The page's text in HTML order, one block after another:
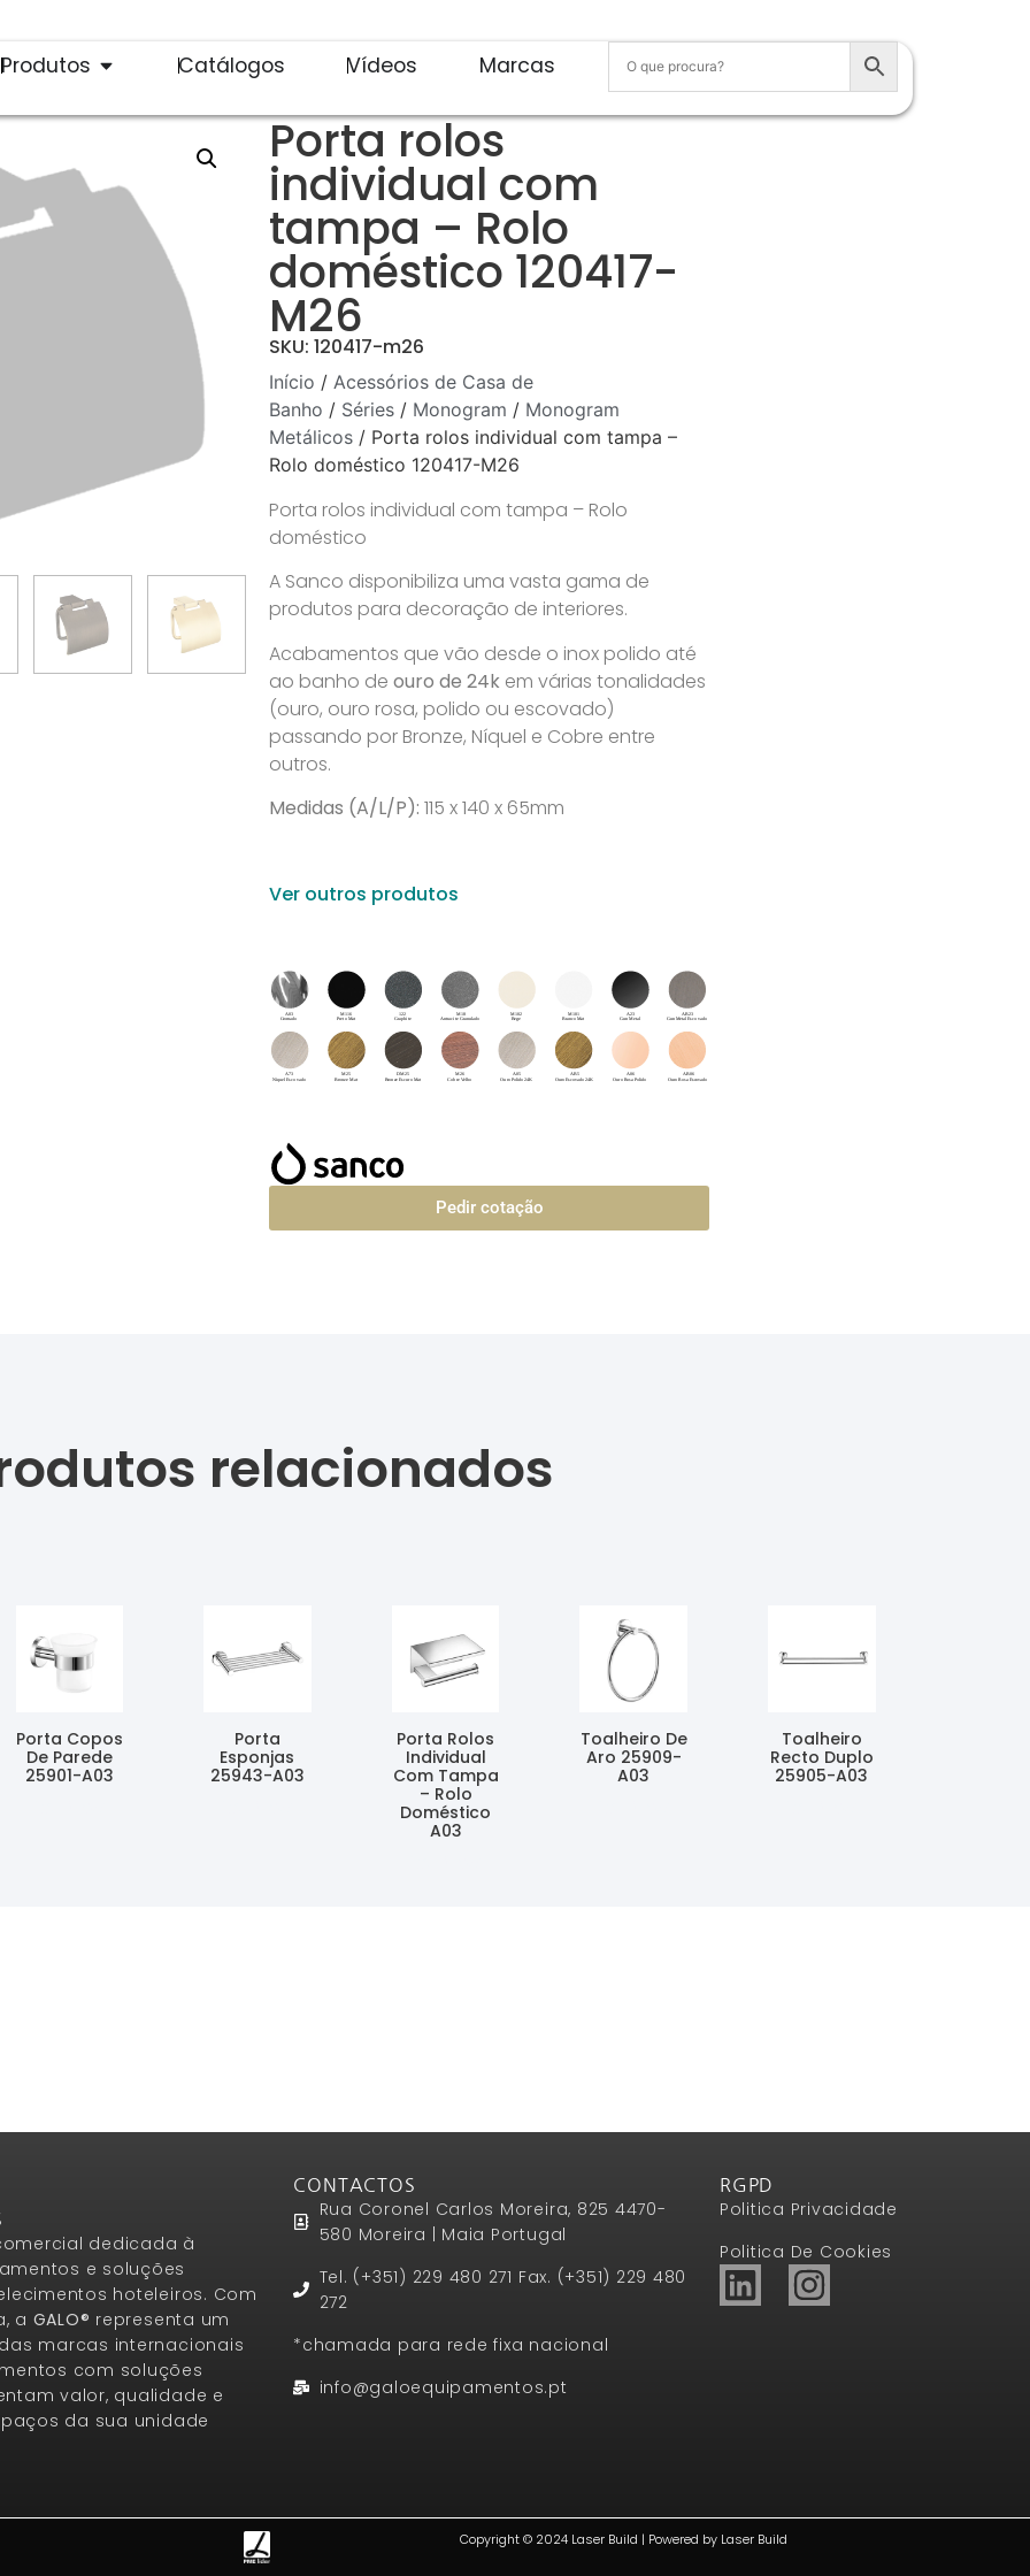
Produtos Catálogos Vídeos Marcas
Porta rolos
individual com
tampa – Rolo
doméstico 120417-
M26
SKU: 120417-m26
Início / Acessórios de Casa de
Banho / Séries/ Monogram / Monogram
Metálicos/ Porta rolos individual com tampa –
Rolo doméstico 120417-M26
Porta rolos individual com tampa – Rolo
doméstico
A Sanco disponibiliza uma vasta gama de
produtos para decoração de interiores.
Acabamentos que vão desde o inox polido até
ao banho de ouro de 24kem várias tonalidades
(ouro, ouro rosa, polido ou escovado)
passando por Bronze, Níquel e Cobre entre
outros.
Medidas (A/L/P): 115 x 140 x 65mm
Ver outros produtos
Pedir cotação
relacionados
Porta Copos
De Parede
25901-A03
Porta
Esponjas
25943-A03
Porta Rolos
Individual
Com Tampa
– Rolo
Doméstico
A03
Toalheiro De
Aro 25909-
A03
Toalheiro
Recto Duplo
25905-A03
dedicada à
e soluções
hoteleiros. Com
a GALO® representa um
marcas internacionais
com soluções
valor, qualidade e
da sua unidade
CONTACTOS
Rua Coronel Carlos Moreira, 825 4470-
580 Moreira | Maia Portugal
Tel. (+351) 229 480 271 Fax. (+351) 229 480
272
*chamada para rede fixa nacional
info@galoequipamentos.pt
RGPD
Politica Privacidade
Politica De Cookies
Copyright © 2024 Laser Build | Powered by Laser Build